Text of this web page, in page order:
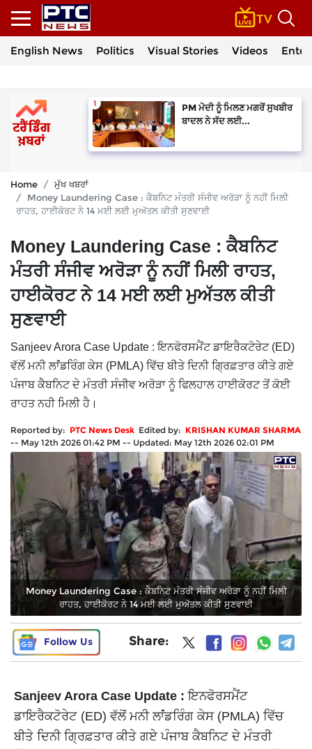
English News Politics Visual Stories Videos
PM ਮੋਦੀ ਨੂੰ ਮਿਲਣ ਮਗਰੋਂ ਸੁਖਬੀਰ
ਬਾਦਲ ਨੇ ਸੱਦ ਲਈ...
Home
ਮੁੱਖ ਖਬਰਾਂ
Money Laundering Case : ਕੈਬਨਿਟ ਮੰਤਰੀ ਸੰਜੀਵ ਅਰੋੜਾ ਨੂੰ ਨਹੀਂ ਮਿਲੀ
ਰਾਹਤ, ਹਾਈਕੋਰਟ ਨੇ 14 ਮਈ ਲਈ ਮੁਅੱਤਲ ਕੀਤੀ ਸੁਣਵਾਈ
Money Laundering Case : ਕੈਬਨਿਟ
ਮੰਤਰੀ ਸੰਜੀਵ ਅਰੋੜਾ ਨੂੰ ਨਹੀਂ ਮਿਲੀ ਰਾਹਤ,
ਹਾਈਕੋਰਟ ਨੇ 14 ਮਈ ਲਈ ਮੁਅੱਤਲ ਕੀਤੀ
ਸੁਣਵਾਈ
Sanjeev Arora Case Update : ਇਨਫੋਰਸਮੈਂਟ ਡਾਇਰੈਕਟੋਰੇਟ (ED)
ਵੱਲੋਂ ਮਨੀ ਲਾਂਂਡਰਿੰਗ ਕੇਸ (PMLA) ਵਿੱਚ ਬੀਤੇ ਦਿਨੀ ਗ੍ਰਿਫ਼ਤਾਰ ਕੀਤੇ ਗਏ
ਪੰਜਾਬ ਕੈਬਨਿਟ ਦੇ ਮੰਤਰੀ ਸੰਜੀਵ ਅਰੋੜਾ ਨੂੰ ਫਿਲਹਾਲ ਹਾਈਕੋਰਟ ਤੋਂ ਕੋਈ
ਰਾਹਤ ਨਹੀ ਮਿਲੀ ਹੈ।
Reported by: PTC News Desk Edited by: KRISHAN KUMAR SHARMA
-- May 12th 2026 01:42 PM -- Updated: May 12th 2026 02:01 PM
Money Laundering Case : ਕੈਬਨਿਟ ਮੰਤਰੀ ਸੰਜੀਵ ਅਰੋੜਾ ਨੂੰ ਨਹੀਂ ਮਿਲੀ
ਰਾਹਤ, ਹਾਈਕੋਰਟ ਨੇ 14 ਮਈ ਲਈ ਮੁਅੱਤਲ ਕੀਤੀ ਸੁਣਵਾਈ
Follow Us Share:
Sanjeev Arora Case Update :ਇਨਫੋਰਸਮੈਂਟ
ਡਾਇਰੈਕਟੋਰੇਟ (ED) ਵੱਲੋਂ ਮਨੀ ਲਾਂਂਡਰਿੰਗ ਕੇਸ (PMLA) ਵਿੱਚ
ਬੀਤੇ ਦਿਨੀ ਗ੍ਰਿਫ਼ਤਾਰ ਕੀਤੇ ਗਏ ਪੰਜਾਬ ਕੈਬਨਿਟ ਦੇ ਮੰਤਰੀ